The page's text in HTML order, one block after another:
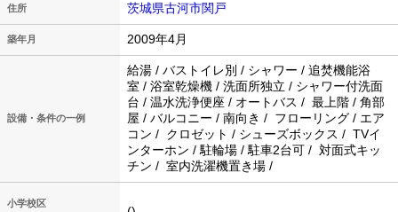
住所 茨城県古河市関戸
築年月 2009年4月
設備・条件の一例
給湯 / バストイレ別 / シャワー / 追焚機能浴
室 / 浴室乾燥機 / 洗面所独立 / シャワー付洗面
台 / 温水洗浄便座 / オートバス / 最上階 / 角部
屋 / バルコニー / 南向き / フローリング / エア
コン / クロゼット / シューズボックス / TVイ
ンターホン / 駐輪場 / 駐車2台可 / 対面式キッ
チン / 室内洗濯機置き場 /
小学校区